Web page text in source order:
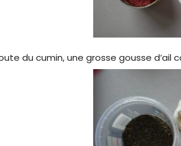
du cumin, une grosse gousse